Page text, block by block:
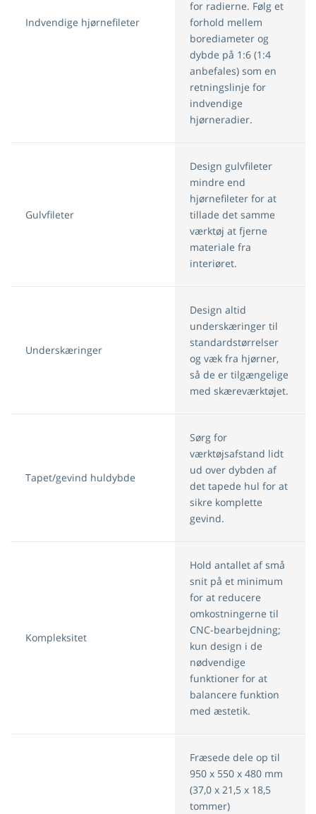
Indvendige hjørnefileter
for radierne. Følg et
forhold mellem
borediameter og
dybde på 1:6 (1:4
anbefales) som en
retningslinje for
indvendige
hjørneradier.
Gulvfileter
Design gulvfileter
mindre end
hjørnefileter for at
tillade det samme
værktøj at fjerne
materiale fra
interiøret.
Underskæringer
Design altid
underskæringer til
standardstørrelser
og væk fra hjørner,
så de er tilgængelige
med skæreværktøjet.
Tapet/gevind huldybde
Sørg for
værktøjsafstand lidt
ud over dybden af ​​
det tapede hul for at
sikre komplette
gevind.
Kompleksitet
Hold antallet af små
snit på et minimum
for at reducere
omkostningerne til
CNC-bearbejdning;
kun design i de
nødvendige
funktioner for at
balancere funktion
med æstetik.
Fræsede dele op til
950 x 550 x 480 mm
(37,0 x 21,5 x 18,5
tommer)